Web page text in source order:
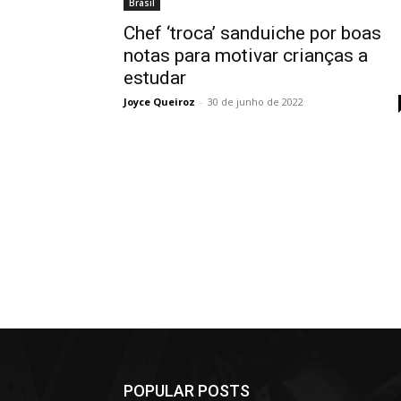
Chef ‘troca’ sanduiche por boas
notas para motivar crianças a
estudar
Joyce Queiroz - 30 de junho de 2022
POPULAR POSTS